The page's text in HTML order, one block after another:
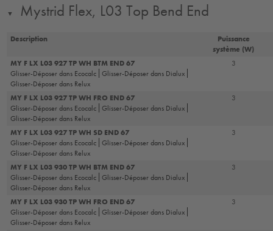
▼ Mystrid Flex, L03 Top Bend End
Description
Puissance
système (W)
MY F LX L03 927 TP WH BTM END 67
Glisser-Déposer dans Ecocalc Glisser-Déposer dans Dialux
Glisser-Déposer dans Relux
3
MY F LX L03 927 TP WH FRO END 67
Glisser-Déposer dans Ecocalc Glisser-Déposer dans Dialux
Glisser-Déposer dans Relux
3
MY F LX L03 927 TP WH SD END 67
Glisser-Déposer dans Ecocalc Glisser-Déposer dans Dialux
Glisser-Déposer dans Relux
3
MY F LX L03 930 TP WH BTM END 67
Glisser-Déposer dans Ecocalc Glisser-Déposer dans Dialux
Glisser-Déposer dans Relux
3
MY F LX L03 930 TP WH FRO END 67
Glisser-Déposer dans Ecocalc Glisser-Déposer dans Dialux
Glisser-Déposer dans Relux
3